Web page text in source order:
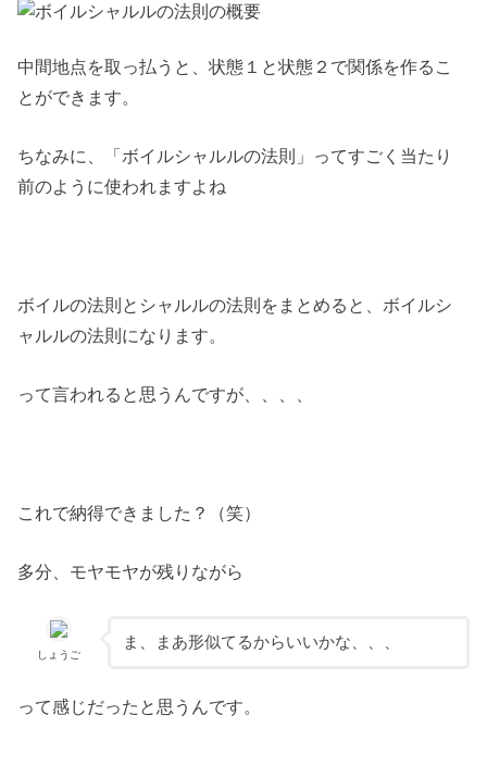
中間地点を取っ払うと、状態１と状態２で関係を作るこ
とができます。
ちなみに、「ボイルシャルルの法則」ってすごく当たり
前のように使われますよね
ボイルの法則とシャルルの法則をまとめると、ボイルシ
ャルルの法則になります。
って言われると思うんですが、、、、
これで納得できました？（笑）
多分、モヤモヤが残りながら
しょうご
ま、まあ形似てるからいいかな、、、
って感じだったと思うんです。